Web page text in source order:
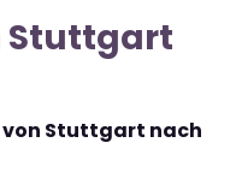
Stuttgart
von Stuttgart nach